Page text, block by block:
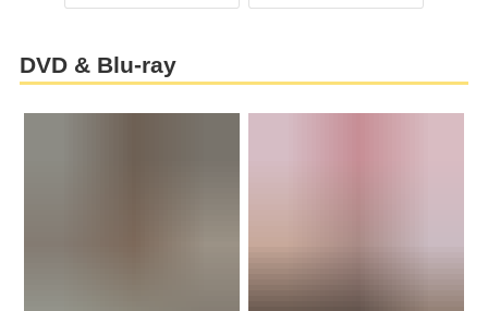
DVD & Blu-ray